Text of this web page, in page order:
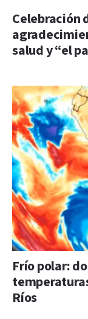
Celebración
salud y “el
Frío polar:
Ríos